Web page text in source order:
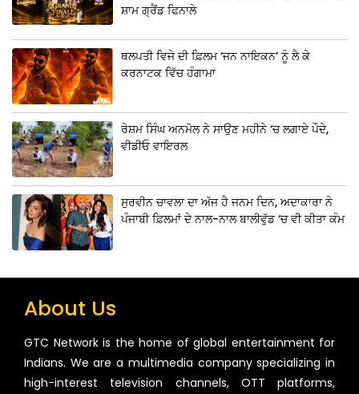
ਸ਼ਾਮ ਗ੍ਰੈਂਡ ਫਿਨਾਲੇ
ਥਲਪਤੀ ਵਿਜੇ ਦੀ ਫ਼ਿਲਮ ‘ਜਨ ਨਾਇਕਨ’ ਨੂੰ ਲੈ ਕੇ
ਕਰਨਾਟਕ ਵਿੱਚ ਹੰਗਾਮਾ
ਰੇਸ਼ਮ ਸਿੰਘ ਅਨਮੋਲ ਨੇ ਸਾਉਣ ਮਹੀਨੇ ‘ਚ ਲਗਾਏ ਪੌਦੇ,
ਵੀਡੀਓ ਵਾਇਰਲ
ਸੁਰਵੀਨ ਚਾਵਲਾ ਦਾ ਅੱਜ ਹੈ ਜਨਮ ਦਿਨ, ਅਦਾਕਾਰਾ ਨੇ
ਪੰਜਾਬੀ ਫ਼ਿਲਮਾਂ ਦੇ ਨਾਲ-ਨਾਲ ਬਾਲੀਵੁੱਡ ‘ਚ ਵੀ ਕੀਤਾ ਕੰਮ
About Us
GTC Network is the home of global entertainment for
Indians. We are a multimedia company specializing in
high-interest television channels, OTT platforms,